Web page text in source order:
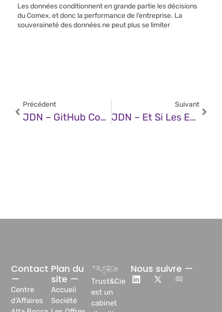
Les données conditionnent en grande partie les décisions
du Comex, et donc la performance de l’entreprise. La
souveraineté des données ne peut plus se limiter
Précédent
JDN – GitHub Copilot Vs Gemini Code Assist : Quel Est Le Meilleur Assistant De Code Par IA ?
Suivant
JDN – Et Si Les Endpoints Devenaient Enfin Autonomes ?
Trust&Cie
est un
cabinet
Plan du
site —
Accueil
Société
Contact
—
Centre
d’Affaires
Nous suivre —